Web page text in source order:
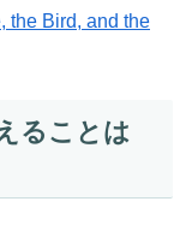
the Bird, and the
ることは